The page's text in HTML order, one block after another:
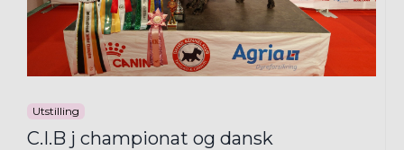
Utstilling
C.I.B j championat og dansk